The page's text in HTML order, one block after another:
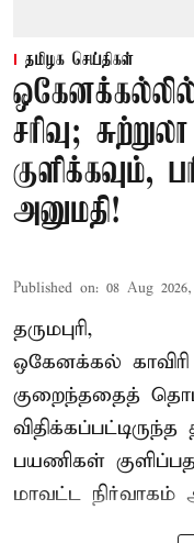
தமிழக செய்திகள்
ஒகேனக்கல்லில்
சரிவு;
குளிக்கவும்,
அனுமதி!
Published on: 08 Aug
தருமபுரி,
ஒகேனக்கல்
குறைந்ததைத்
பயணிகள்
மாவட்ட நிர்வாகம்